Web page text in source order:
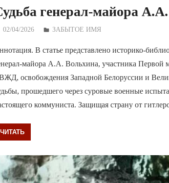
генерал-майора
02/04/2026 Дежурный по Редакции
ЗАБЫТОЕ ИМЯ
В статье представлено историко-
майора А.А. Вольхина, участника Первой
освобождения Западной Белоруссии и
прошедшего через суровые военные
коммуниста. Защищая страну от
ЧИТАТЬ